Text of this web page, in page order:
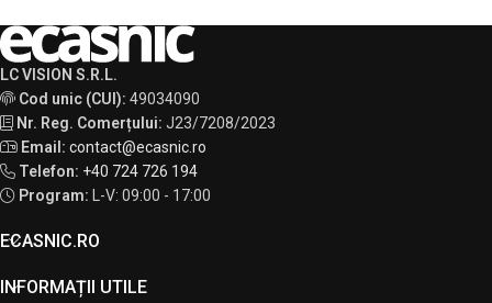
LC VISION S.R.L.
Cod unic (CUI): 49034090
Nr. Reg. Comerțului: J23/7208/2023
Email: contact@ecasnic.ro
Telefon: +40 724 726 194
Program: L-V: 09:00 - 17:00
ECASNIC.RO
INFORMAȚII UTILE